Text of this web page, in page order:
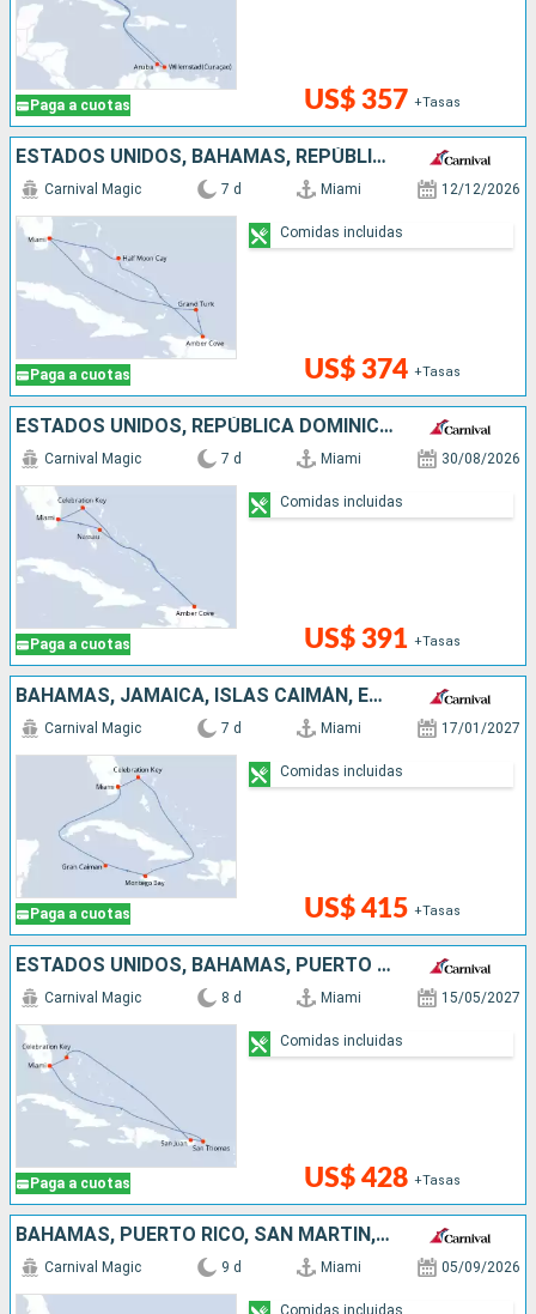
Paga a cuotas US$ 357 +Tasas
ESTADOS UNIDOS, BAHAMAS, REPÚBLICA DOMINICANA
Paga a cuotas
Carnival Magic 7 d Miami 12/12/2026
US$ 374 +Tasas
Comidas incluidas
ESTADOS UNIDOS, REPÚBLICA DOMINICANA, BAHAMAS
Paga a cuotas
Carnival Magic 7 d Miami 30/08/2026
US$ 391 +Tasas
Comidas incluidas
BAHAMAS, JAMAICA, ISLAS CAIMÁN, ESTADOS UNIDOS
Paga a cuotas
Carnival Magic 7 d Miami 17/01/2027
US$ 415 +Tasas
Comidas incluidas
ESTADOS UNIDOS, BAHAMAS, PUERTO RICO
Paga a cuotas
Carnival Magic 8 d Miami 15/05/2027
US$ 428 +Tasas
Comidas incluidas
BAHAMAS, PUERTO RICO, SAN MARTÍN, ESTADOS UNIDOS
Carnival Magic 9 d Miami 05/09/2026
Comidas incluidas